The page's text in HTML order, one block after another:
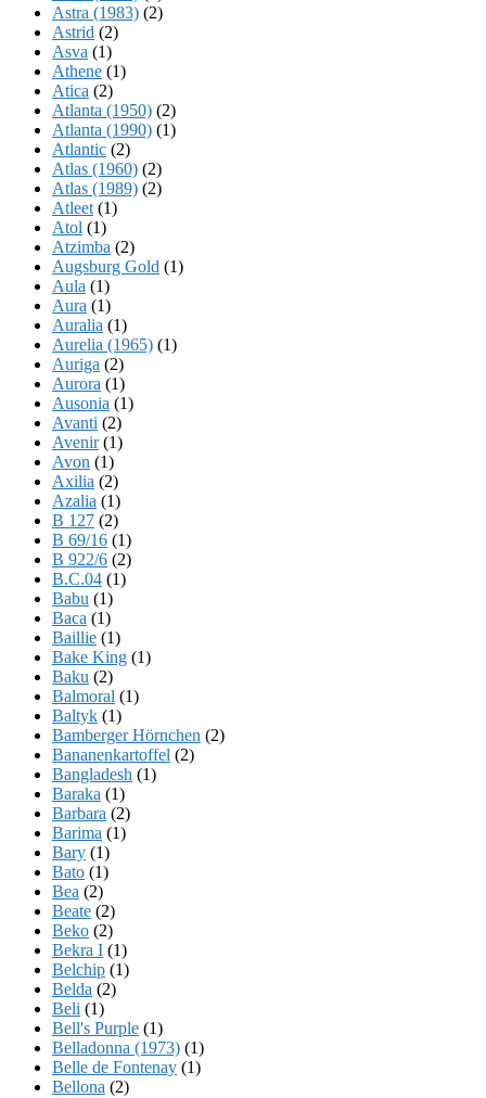
Astra (1983) (2)
Astrid (2)
Asva (1)
Athene (1)
Atica (2)
Atlanta (1950) (2)
Atlanta (1990) (1)
Atlantic (2)
Atlas (1960) (2)
Atlas (1989) (2)
Atleet (1)
Atol (1)
Atzimba (2)
Augsburg Gold (1)
Aula (1)
Aura (1)
Auralia (1)
Aurelia (1965) (1)
Auriga (2)
Aurora (1)
Ausonia (1)
Avanti (2)
Avenir(1)
Avon (1)
Axilia (2)
Azalia (1)
B 127 (2)
B 69/16 (1)
B 922/6 (2)
B.C.04 (1)
Babu (1)
Baca (1)
Baillie (1)
Bake King (1)
Baku (2)
Balmoral (1)
Baltyk (1)
Bamberger Hörnchen (2)
Bananenkartoffel (2)
Bangladesh (1)
Baraka (1)
Barbara (2)
Barima (1)
Bary (1)
Bato (1)
Bea (2)
Beate (2)
Beko (2)
Bekra I (1)
Belchip (1)
Belda (2)
Beli (1)
Bell's Purple (1)
Belladonna (1973) (1)
Belle de Fontenay (1)
Bellona (2)